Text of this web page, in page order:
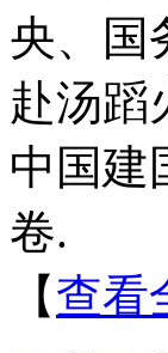
央、国
赴汤蹈
中国建
卷.
【查看